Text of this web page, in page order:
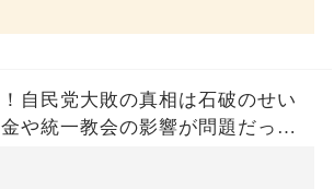
自民党大敗の真相は石破のせい
や統一教会の影響が問題だった